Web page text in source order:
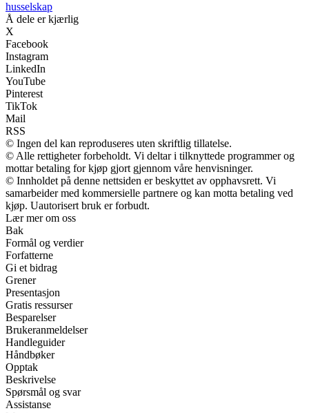
husselskap
Å dele er kjærlig
X
Facebook
Instagram
LinkedIn
YouTube
Pinterest
TikTok
Mail
RSS
© Ingen del kan reproduseres uten skriftlig tillatelse.
© Alle rettigheter forbeholdt. Vi deltar i tilknyttede programmer og
mottar betaling for kjøp gjort gjennom våre henvisninger.
© Innholdet på denne nettsiden er beskyttet av opphavsrett. Vi
samarbeider med kommersielle partnere og kan motta betaling ved
kjøp. Uautorisert bruk er forbudt.
Lær mer om oss
Bak
Formål og verdier
Forfatterne
Gi et bidrag
Grener
Presentasjon
Gratis ressurser
Besparelser
Brukeranmeldelser
Handleguider
Håndbøker
Opptak
Beskrivelse
Spørsmål og svar
Assistanse